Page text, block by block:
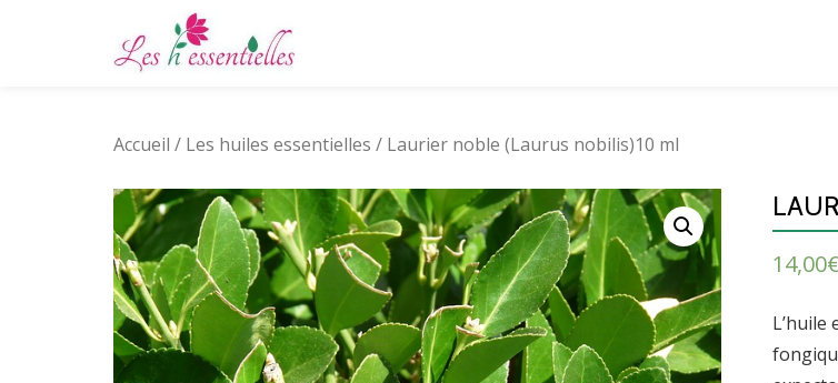
Accueil / Les huiles essentielles / Laurier noble (Laurus nobilis)10 ml
14,00€